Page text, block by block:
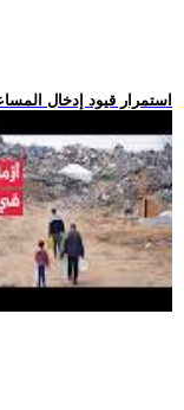
.. استمرار قيود إدخال